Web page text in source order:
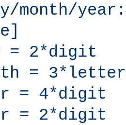
month/
= 2*digit
= 3*letter
= 4*digit
= 2*digit